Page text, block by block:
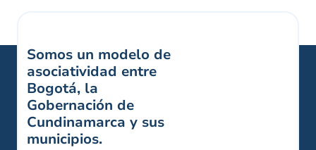
Somos un modelo de
asociatividad entre
Bogotá, la
Gobernación de
Cundinamarca y sus
municipios.